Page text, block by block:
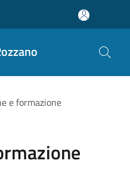
e formazione